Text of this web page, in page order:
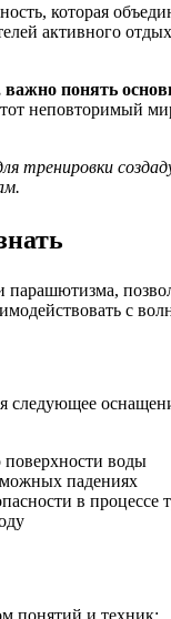
которая
активного
понять
неповторимый
тренировки
с
следующее
поверхности воды
падениях
в процессе
понятий и техник: